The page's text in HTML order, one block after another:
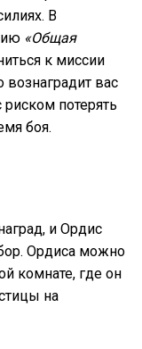
В
«Общая
к миссии
вознаградит вас
потерять
боя.
и Ордис
Ордиса можно
комнате, где он
на